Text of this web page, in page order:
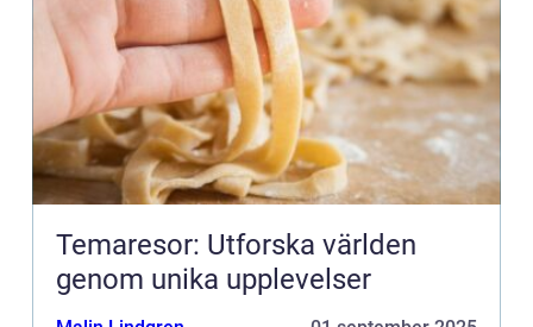
Temaresor: Utforska världen
genom unika upplevelser